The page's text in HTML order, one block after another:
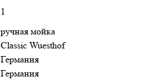
1
ручная мойка
Classic Wuesthof
Германия
Германия